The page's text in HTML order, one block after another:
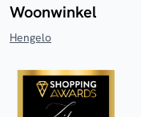
Woonwinkel
Hengelo